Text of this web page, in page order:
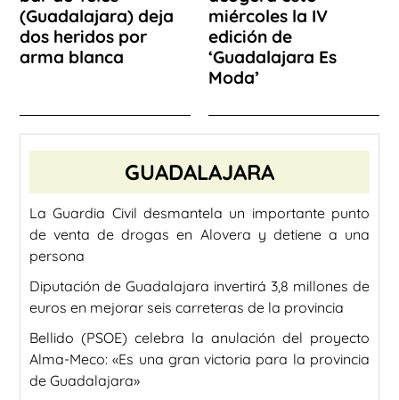
(Guadalajara) deja
dos heridos por
arma blanca
miércoles la IV
edición de
‘Guadalajara Es
Moda’
GUADALAJARA
La Guardia Civil desmantela un importante punto
de venta de drogas en Alovera y detiene a una
persona
Diputación de Guadalajara invertirá 3,8 millones de
euros en mejorar seis carreteras de la provincia
Bellido (PSOE) celebra la anulación del proyecto
Alma-Meco: «Es una gran victoria para la provincia
de Guadalajara»